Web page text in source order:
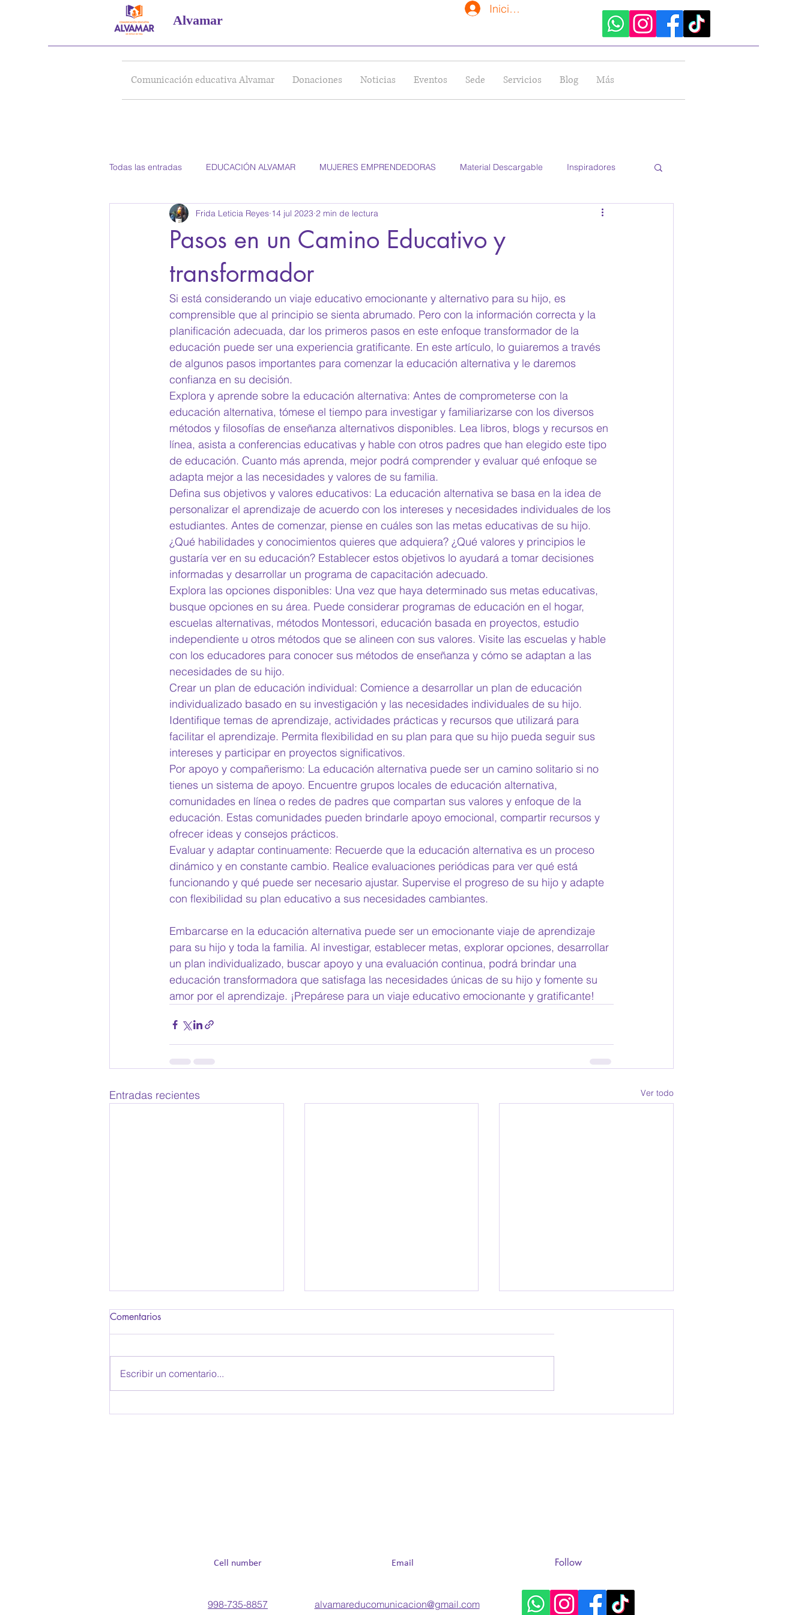
Iniciar sesión
Alvamar
Comunicación educativa Alvamar Donaciones Noticias Eventos Sede Servicios Blog Más
Todas las entradas EDUCACIÓN ALVAMAR MUJERES EMPRENDEDORAS Material Descargable Inspiradores
Homeschool Portal PDC
Pasos en un Camino Educativo y
transformador
Frida Leticia Reyes 14 jul 2023 2 min de lectura
Si está considerando un viaje educativo emocionante y alternativo para su hijo, es
comprensible que al principio se sienta abrumado. Pero con la información correcta y la
planificación adecuada, dar los primeros pasos en este enfoque transformador de la
educación puede ser una experiencia gratificante. En este artículo, lo guiaremos a través
de algunos pasos importantes para comenzar la educación alternativa y le daremos
confianza en su decisión.
Explora y aprende sobre la educación alternativa: Antes de comprometerse con la
educación alternativa, tómese el tiempo para investigar y familiarizarse con los diversos
métodos y filosofías de enseñanza alternativos disponibles. Lea libros, blogs y recursos en
línea, asista a conferencias educativas y hable con otros padres que han elegido este tipo
de educación. Cuanto más aprenda, mejor podrá comprender y evaluar qué enfoque se
adapta mejor a las necesidades y valores de su familia.
Defina sus objetivos y valores educativos: La educación alternativa se basa en la idea de
personalizar el aprendizaje de acuerdo con los intereses y necesidades individuales de los
estudiantes. Antes de comenzar, piense en cuáles son las metas educativas de su hijo.
¿Qué habilidades y conocimientos quieres que adquiera? ¿Qué valores y principios le
gustaría ver en su educación? Establecer estos objetivos lo ayudará a tomar decisiones
informadas y desarrollar un programa de capacitación adecuado.
Explora las opciones disponibles: Una vez que haya determinado sus metas educativas,
busque opciones en su área. Puede considerar programas de educación en el hogar,
escuelas alternativas, métodos Montessori, educación basada en proyectos, estudio
independiente u otros métodos que se alineen con sus valores. Visite las escuelas y hable
con los educadores para conocer sus métodos de enseñanza y cómo se adaptan a las
necesidades de su hijo.
Crear un plan de educación individual: Comience a desarrollar un plan de educación
individualizado basado en su investigación y las necesidades individuales de su hijo.
Identifique temas de aprendizaje, actividades prácticas y recursos que utilizará para
facilitar el aprendizaje. Permita flexibilidad en su plan para que su hijo pueda seguir sus
intereses y participar en proyectos significativos.
Por apoyo y compañerismo: La educación alternativa puede ser un camino solitario si no
tienes un sistema de apoyo. Encuentre grupos locales de educación alternativa,
comunidades en línea o redes de padres que compartan sus valores y enfoque de la
educación. Estas comunidades pueden brindarle apoyo emocional, compartir recursos y
ofrecer ideas y consejos prácticos.
Evaluar y adaptar continuamente: Recuerde que la educación alternativa es un proceso
dinámico y en constante cambio. Realice evaluaciones periódicas para ver qué está
funcionando y qué puede ser necesario ajustar. Supervise el progreso de su hijo y adapte
con flexibilidad su plan educativo a sus necesidades cambiantes.
Embarcarse en la educación alternativa puede ser un emocionante viaje de aprendizaje
para su hijo y toda la familia. Al investigar, establecer metas, explorar opciones, desarrollar
un plan individualizado, buscar apoyo y una evaluación continua, podrá brindar una
educación transformadora que satisfaga las necesidades únicas de su hijo y fomente su
amor por el aprendizaje. ¡Prepárese para un viaje educativo emocionante y gratificante!
Entradas recientes Ver todo
No vinieron a encajar...
El mundo las llama "madres
Maestra que decidió
Comentarios
Escribir un comentario...
Cell number
998-735-8857
Email
al​vamareducomunicacion@gmail.com
Follow